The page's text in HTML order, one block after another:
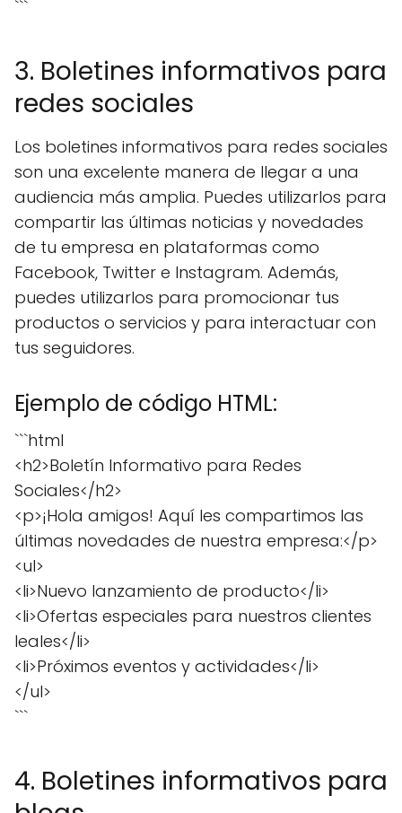
```
3. Boletines informativos para
redes sociales
Los boletines informativos para redes sociales
son una excelente manera de llegar a una
audiencia más amplia. Puedes utilizarlos para
compartir las últimas noticias y novedades
de tu empresa en plataformas como
Facebook, Twitter e Instagram. Además,
puedes utilizarlos para promocionar tus
productos o servicios y para interactuar con
tus seguidores.
Ejemplo de código HTML:
```html
<h2>Boletín Informativo para Redes
Sociales</h2>
<p>¡Hola amigos! Aquí les compartimos las
últimas novedades de nuestra empresa:</p>
<ul>
<li>Nuevo lanzamiento de producto</li>
<li>Ofertas especiales para nuestros clientes
leales</li>
<li>Próximos eventos y actividades</li>
</ul>
```
4. Boletines informativos para